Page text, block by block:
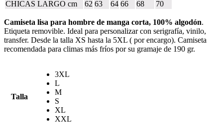
CHICAS LARGO cm
62 63 64 66 68 70
Camiseta lisa para hombre de manga corta, 100% algodón.
Etiqueta removible. Ideal para personalizar con serigrafía, vinilo,
transfer. Desde la talla XS hasta la 5XL ( por encargo). Camiseta
recomendada para climas más fríos por su gramaje de 190 gr.
Talla
3XL
L
M
S
XL
XXL